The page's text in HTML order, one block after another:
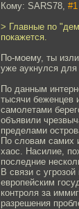
Кому: SARS78, #1
> Главные по
покажется.
По-моему, ты
уже аукнулся
По данным
тысячи беженцев
самолетами
объявили
пределами
По словам самих
хаос. Насилие,
последние
В связи с
европейским
контроля за
разрешения